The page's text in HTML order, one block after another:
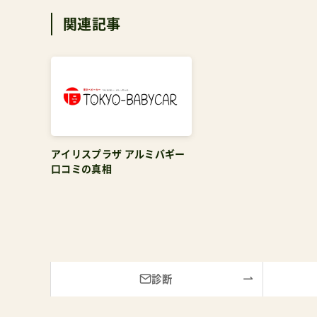
関連記事
アイリスプラザ アルミバギー
口コミの真相
診断